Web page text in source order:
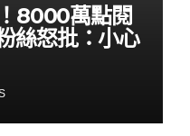
8000萬點閱
絲怒批：小心